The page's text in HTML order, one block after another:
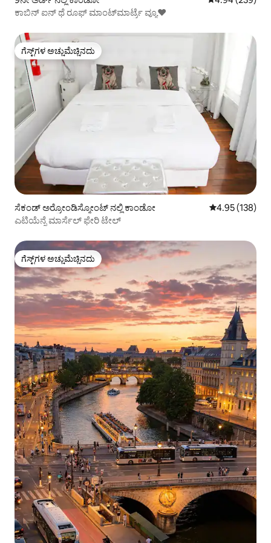
ಕಾಬಿನ್ ಐನ್ ಥೆ ರೂಫ್ ಮಾಂಟ್‌ಮಾರ್ಟ್ರೆ ವ್ಯೂ♥
ಗೆಸ್ಟ್‌ಗಳ ಅಚ್ಚುಮೆಚ್ಚಿನದು
ಗೆಸ್ಟ್‌ಗಳ ಅಚ್ಚುಮೆಚ್ಚಿನದು
ಸೆಕಂಡ್ ಅರ್ರೋಂಡಿಸ್ಮೋಂಟ್ ನಲ್ಲಿ ಕಾಂಡೋ 5 ರಲ್ಲಿ 4.95
4.95 (138)
ಎಟಿಯೆನ್ನೆ ಮಾರ್ಸೆಲ್ ಫೇರಿ ಟೇಲ್
ಗೆಸ್ಟ್‌ಗಳ ಅಚ್ಚುಮೆಚ್ಚಿನದು
ಗೆಸ್ಟ್‌ಗಳ ಅಚ್ಚುಮೆಚ್ಚಿನದು